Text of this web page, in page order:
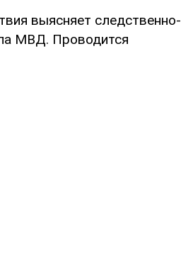
выясняет следственно-
МВД. Проводится